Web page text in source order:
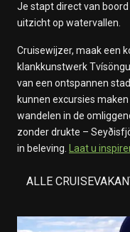
Je stapt direct van
uitzicht op watervallen.
Cruisewijzer, maak een
klankkunstwerk
van een ontspannen
kunnen excursies
wandelen in de
zonder drukte –
in beleving.
Laat u
ALLE